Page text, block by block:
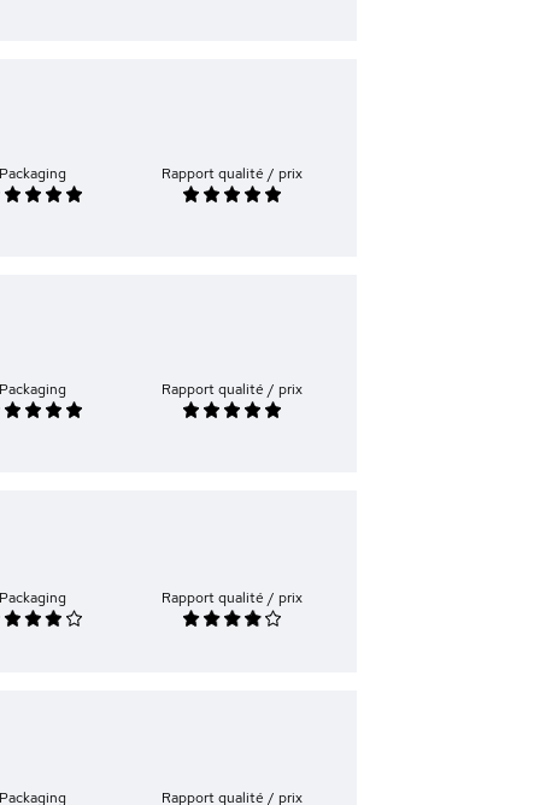
Packaging Rapport qualité / prix
Packaging Rapport qualité / prix
Packaging Rapport qualité / prix
Packaging Rapport qualité / prix